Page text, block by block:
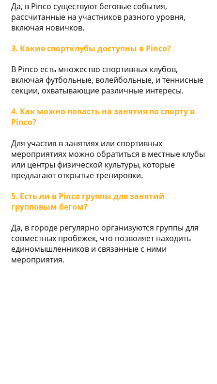
Да, в Pinco существуют беговые события,
рассчитанные на участников разного уровня,
включая новичков.
3. Какие спортклубы доступны в Pinco?
В Pinco есть множество спортивных клубов,
включая футбольные, волейбольные, и теннисные
секции, охватывающие различные интересы.
4. Как можно попасть на занятия по спорту в
Pinco?
Для участия в занятиях или спортивных
мероприятиях можно обратиться в местные клубы
или центры физической культуры, которые
предлагают открытые тренировки.
5. Есть ли в Pinco группы для занятий
групповым бегом?
Да, в городе регулярно организуются группы для
совместных пробежек, что позволяет находить
единомышленников и связанные с ними
мероприятия.